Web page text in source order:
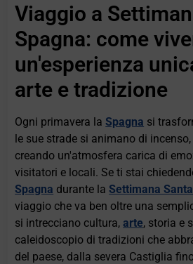
Viaggio a
Spagna: come
un'esperienza
arte e tradizione
Ogni primavera laSpagna si
le sue strade si animano di
creando un'atmosfera carica di
visitatori e locali. Se ti stai
Spagna durante laSettimana Santa
viaggio che va ben oltre una
si intrecciano cultura,arte, storia e
caleidoscopio di tradizioni che
del paese, dalla severa Castiglia